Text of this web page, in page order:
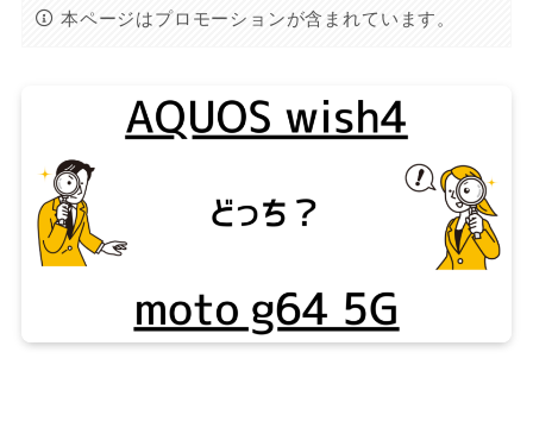
本ページはプロモーションが含まれています。